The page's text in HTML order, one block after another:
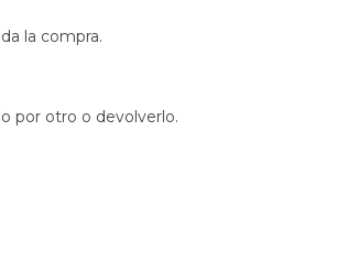
la compra.
por otro o devolverlo.